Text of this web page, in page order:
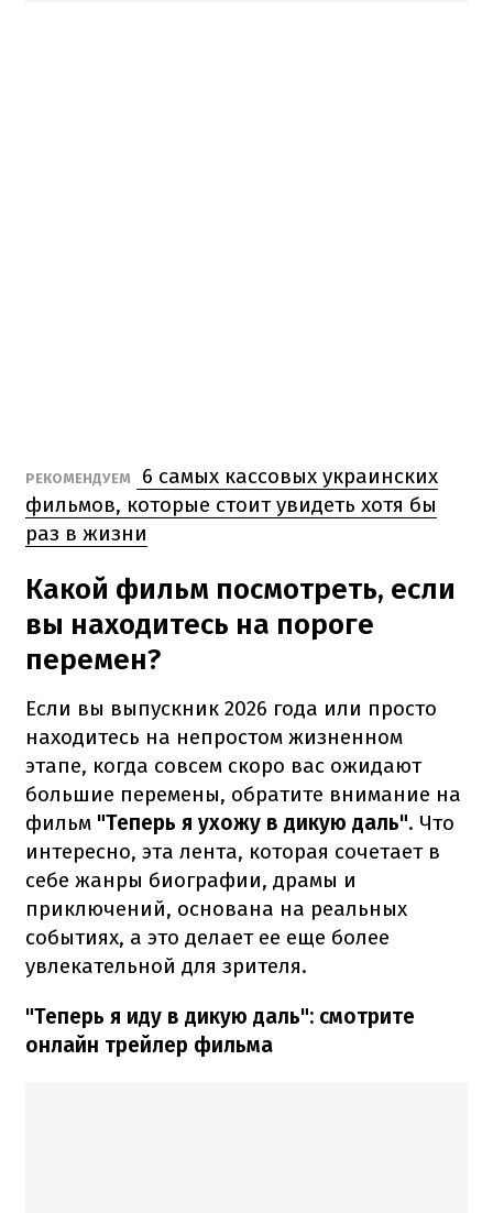
РЕКОМЕНДУЕМ
6 самых кассовых украинских
фильмов, которые стоит увидеть хотя бы
раз в жизни
Какой фильм посмотреть, если
вы находитесь на пороге
перемен?
Если вы выпускник 2026 года или просто
находитесь на непростом жизненном
этапе, когда совсем скоро вас ожидают
большие перемены, обратите внимание на
фильм "Теперь я ухожу в дикую даль". Что
интересно, эта лента, которая сочетает в
себе жанры биографии, драмы и
приключений, основана на реальных
событиях, а это делает ее еще более
увлекательной для зрителя.
"Теперь я иду в дикую даль": смотрите
онлайн трейлер фильма